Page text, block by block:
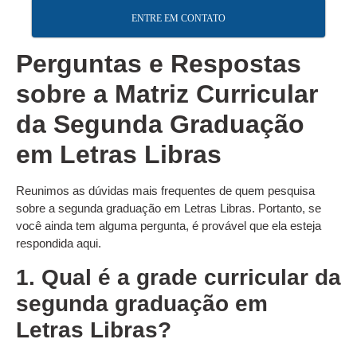
ENTRE EM CONTATO
Perguntas e Respostas
sobre a Matriz Curricular
da Segunda Graduação
em Letras Libras
Reunimos as dúvidas mais frequentes de quem pesquisa
sobre a segunda graduação em Letras Libras. Portanto, se
você ainda tem alguma pergunta, é provável que ela esteja
respondida aqui.
1. Qual é a grade curricular da
segunda graduação em
Letras Libras?